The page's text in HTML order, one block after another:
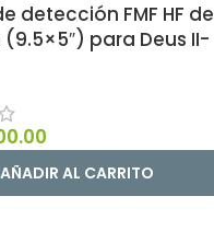
detección FMF HF de
(9.5×5″) para Deus II-
AÑADIR AL CARRITO